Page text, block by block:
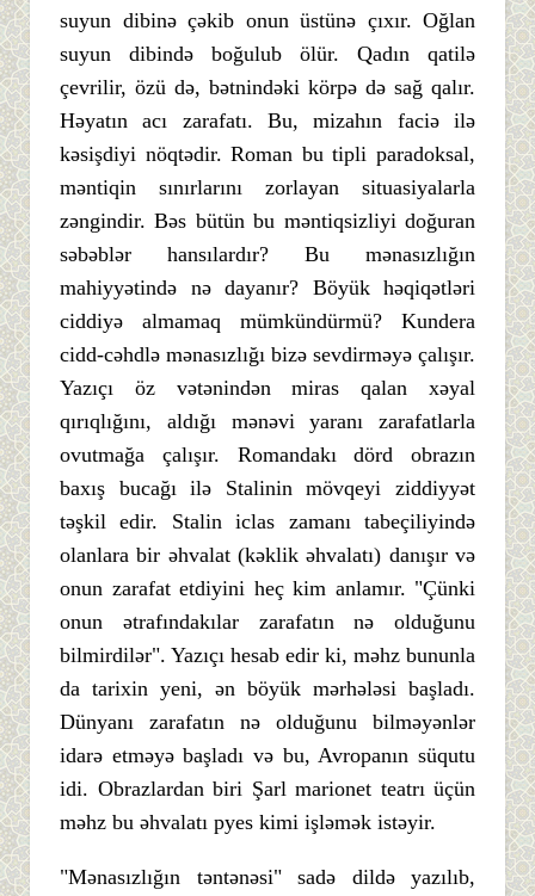
suyun dibinə çəkib onun üstünə çıxır. Oğlan
suyun dibində boğulub ölür. Qadın qatilə
çevrilir, özü də, bətnindəki körpə də sağ qalır.
Həyatın acı zarafatı. Bu, mizahın faciə ilə
kəsişdiyi nöqtədir. Roman bu tipli paradoksal,
məntiqin sınırlarını zorlayan situasiyalarla
zəngindir. Bəs bütün bu məntiqsizliyi doğuran
səbəblər hansılardır? Bu mənasızlığın
mahiyyətində nə dayanır? Böyük həqiqətləri
ciddiyə almamaq mümkündürmü? Kundera
cidd-cəhdlə mənasızlığı bizə sevdirməyə çalışır.
Yazıçı öz vətənindən miras qalan xəyal
qırıqlığını, aldığı mənəvi yaranı zarafatlarla
ovutmağa çalışır. Romandakı dörd obrazın
baxış bucağı ilə Stalinin mövqeyi ziddiyyət
təşkil edir. Stalin iclas zamanı tabeçiliyində
olanlara bir əhvalat (kəklik əhvalatı) danışır və
onun zarafat etdiyini heç kim anlamır. "Çünki
onun ətrafındakılar zarafatın nə olduğunu
bilmirdilər". Yazıçı hesab edir ki, məhz bununla
da tarixin yeni, ən böyük mərhələsi başladı.
Dünyanı zarafatın nə olduğunu bilməyənlər
idarə etməyə başladı və bu, Avropanın süqutu
idi. Obrazlardan biri Şarl marionet teatrı üçün
məhz bu əhvalatı pyes kimi işləmək istəyir.
"Mənasızlığın təntənəsi" sadə dildə yazılıb,